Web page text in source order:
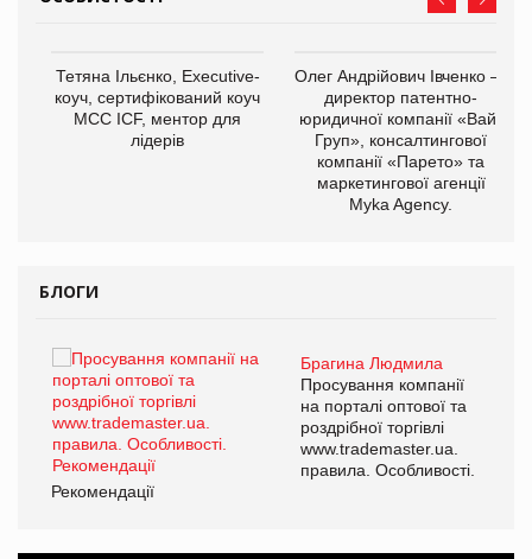
Тетяна Ільєнко, Executive-
коуч, сертифікований коуч
МСС ICF, ментор для
лідерів
Олег Андрійович Івченко —
директор патентно-
юридичної компанії «Вайз
Груп», консалтингової
компанії «Парето» та
маркетингової агенції
Myka Agency.
БЛОГИ
Брагина Людмила
Просування компанії
на порталі оптової та
роздрібної торгівлі
www.trademaster.ua.
правила. Особливості.
Рекомендації